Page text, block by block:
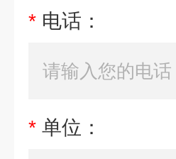
* 电话：
* 单位：